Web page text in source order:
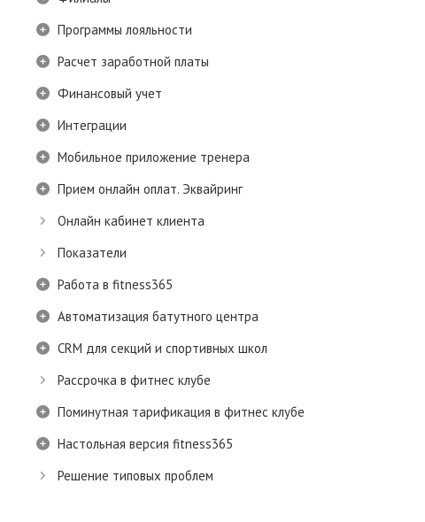
Программы лояльности
Расчет заработной платы
Финансовый учет
Интеграции
Мобильное приложение тренера
Прием онлайн оплат. Эквайринг
Онлайн кабинет клиента
Показатели
Работа в fitness365
Автоматизация батутного центра
CRM для секций и спортивных школ
Рассрочка в фитнес клубе
Поминутная тарификация в фитнес клубе
Настольная версия fitness365
Решение типовых проблем